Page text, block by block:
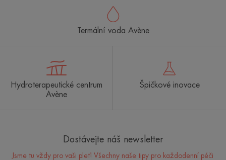
Termální voda Avène
Hydroterapeutické centrum
Avène
Špičkové inovace
Dostávejte náš newsletter
Jsme tu vždy pro vaši pleť! Všechny naše tipy pro každodenní péči